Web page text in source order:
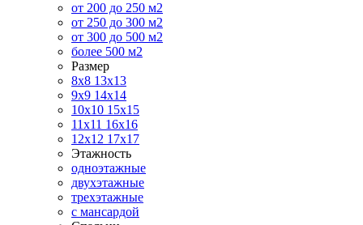
от 200 до 250 м2
от 250 до 300 м2
от 300 до 500 м2
более 500 м2
Размер
8х8 13х13
9х9 14х14
10х10 15х15
11x11 16х16
12х12 17х17
Этажность
одноэтажные
двухэтажные
трехэтажные
с мансардой